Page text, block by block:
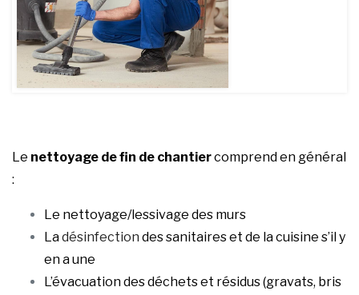
Le nettoyage de fin de chantiercomprend en général
:
Le nettoyage/lessivage des murs
Ladésinfection des sanitaires et de la cuisine s’il y
en a une
L’évacuation des déchets et résidus (gravats, bris